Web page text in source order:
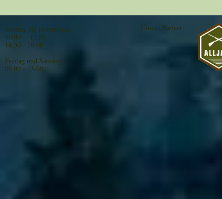
Montag bis Donnerstag:
09:00 - 13:00
14:30 - 18:00
Freitag und Samstag:
09:00 - 13:00
Unsere Partner: